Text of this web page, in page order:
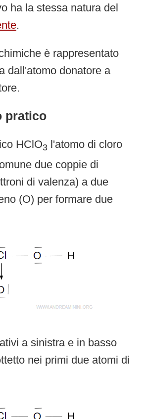
ha la stessa natura del
.
è rappresentato
dall'atomo donatore a
pratico
HClO3 l'atomo di cloro
due coppie di
di valenza) a due
(O) per formare due
a sinistra e in basso
nei primi due atomi di